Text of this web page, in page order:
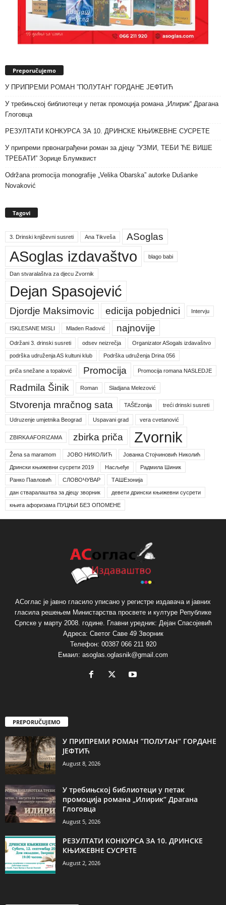
Preporučujemo
У ПРИПРЕМИ РОМАН ”ПОЛУТАН” ГОРДАНЕ ЈЕФТИЋ
У требињској библиотеци у петак промоција романа „Илирик“ Драгана
Глоговца
РЕЗУЛТАТИ КОНКУРСА ЗА 10. ДРИНСКЕ КЊИЖЕВНЕ СУСРЕТЕ
У припреми првонаграђени роман за дјецу ”УЗМИ, ТЕБИ ЋЕ ВИШЕ
ТРЕБАТИ” Зорице Блумквист
Održana promocija monografije „Velika Obarska” autorke Dušanke
Novaković
Tagovi
3. Drinski književni susreti Ana Tikveša ASoglas
ASoglas izdavaštvo blago babi
Dan stvaralaštva za djecu Zvornik
Dejan Spasojević
Djordje Maksimovic edicija pobjednici Intervju
ISKLESANE MISLI Mladen Radović najnovije
Održani 3. drinski susreti odsev neizrečja Organizator ASogals izdavaštvo
podrška udruženja AS kultuni klub Podrška udruženja Drina 056
priča snežane a topalović Promocija Promocija romana NASLEDJE
Radmila Šinik Roman Sladjana Melezović
Stvorenja mračnog sata TAŠEzonija treći drinski susreti
Udruzenje umjetnika Beograd Uspavani grad vera cvetanović
ZBIRKA AFORIZAMA zbirka priča Zvornik
Žena sa maramom ЈОВО НИКОЛИЋ Јованка Стојчиновић Николић
Дрински књижевни сусрети 2019 Насљеђе Радмила Шиник
Ранко Павловић СЛОВОЧУВАР ТАШЕзонија
дан стваралаштва за дјецу зворник девети дрински књижевни сусрети
књига афоризама ПУЦЊИ БЕЗ ОПОМЕНЕ
АСоглас је јавно гласило уписано у регистре издавача и јавних
гласила решењем Министарства просвете и културе Републике
Српске у марту 2008. године. Главни уредник: Дејан Спасојевић
Адреса: Светог Саве 49 Зворник
Телефон: 00387 066 211 920
Емаил: asoglas.oglasnik@gmail.com
PREPORUČUJEMO
У ПРИПРЕМИ РОМАН ”ПОЛУТАН” ГОРДАНЕ
ЈЕФТИЋ
August 8, 2026
У требињској библиотеци у петак
промоција романа „Илирик“ Драгана
Глоговца
August 5, 2026
РЕЗУЛТАТИ КОНКУРСА ЗА 10. ДРИНСКЕ
КЊИЖЕВНЕ СУСРЕТЕ
August 2, 2026